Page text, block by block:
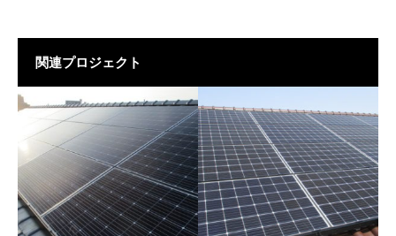
関連プロジェクト